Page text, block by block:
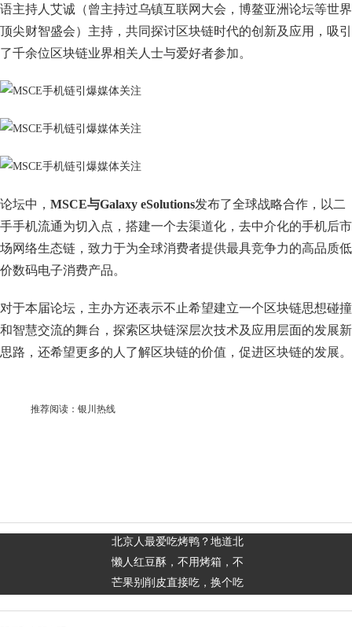
语主持人艾诚（曾主持过乌镇互联网大会，博鳌亚洲论坛等世界
顶尖财智盛会）主持，共同探讨区块链时代的创新及应用，吸引
了千余位区块链业界相关人士与爱好者参加。
论坛中， MSCE与Galaxy eSolutions发布了全球战略合作，以二
手手机流通为切入点，搭建一个去渠道化，去中介化的手机后市
场网络生态链，致力于为全球消费者提供最具竞争力的高品质低
价数码电子消费产品。
对于本届论坛，主办方还表示不止希望建立一个区块链思想碰撞
和智慧交流的舞台，探索区块链深层次技术及应用层面的发展新
思路，还希望更多的人了解区块链的价值，促进区块链的发展。
推荐阅读： 银川热线
北京人最爱吃烤鸭？地道北
懒人红豆酥，不用烤箱，不
芒果别削皮直接吃，换个吃